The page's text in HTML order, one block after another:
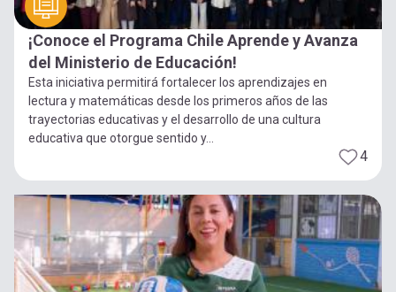
¡Conoce el Programa Chile Aprende y Avanza
del Ministerio de Educación!
Esta iniciativa permitirá fortalecer los aprendizajes en
lectura y matemáticas desde los primeros años de las
trayectorias educativas y el desarrollo de una cultura
educativa que otorgue sentido y...
4